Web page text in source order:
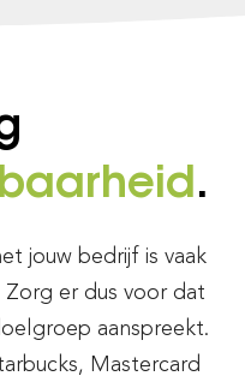
.
jouw bedrijf is vaak
er dus voor dat
aanspreekt.
Mastercard